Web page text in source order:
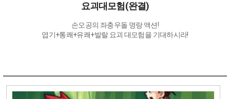
요괴대모험(완결)
손오공의 좌충우돌 명랑 액션!
엽기+통쾌+유쾌+발랄 요괴 대모험을 기대하시라!